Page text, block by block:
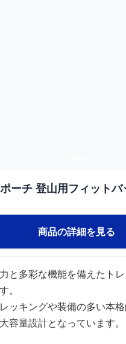
ーチ 登山用フィットバ
商品の詳細を見る
と多彩な機能を備えたト
。
ッキングや装備の多い本
容量設計となっています。